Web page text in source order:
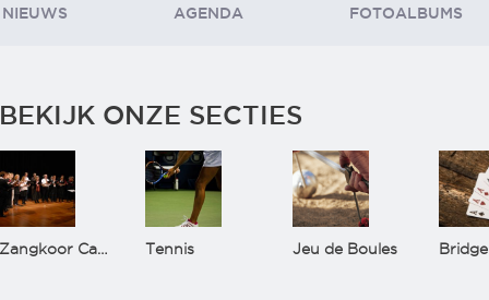
NIEUWS AGENDA FOTOALBUMS
BEKIJK ONZE SECTIES
Zangkoor CantaTu Tennis Jeu de Boules Bridge